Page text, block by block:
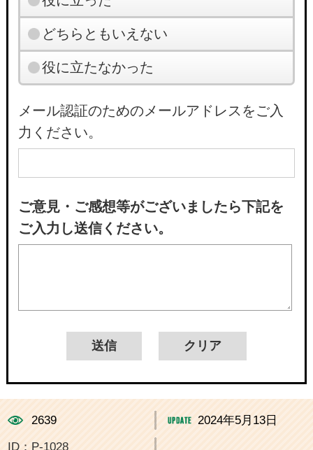
どちらともいえない
役に立たなかった
メール認証のためのメールアドレスをご入
力ください。
ご意見・ご感想等がございましたら下記を
ご入力し送信ください。
2639 2024年5月13日
ID：P-1028